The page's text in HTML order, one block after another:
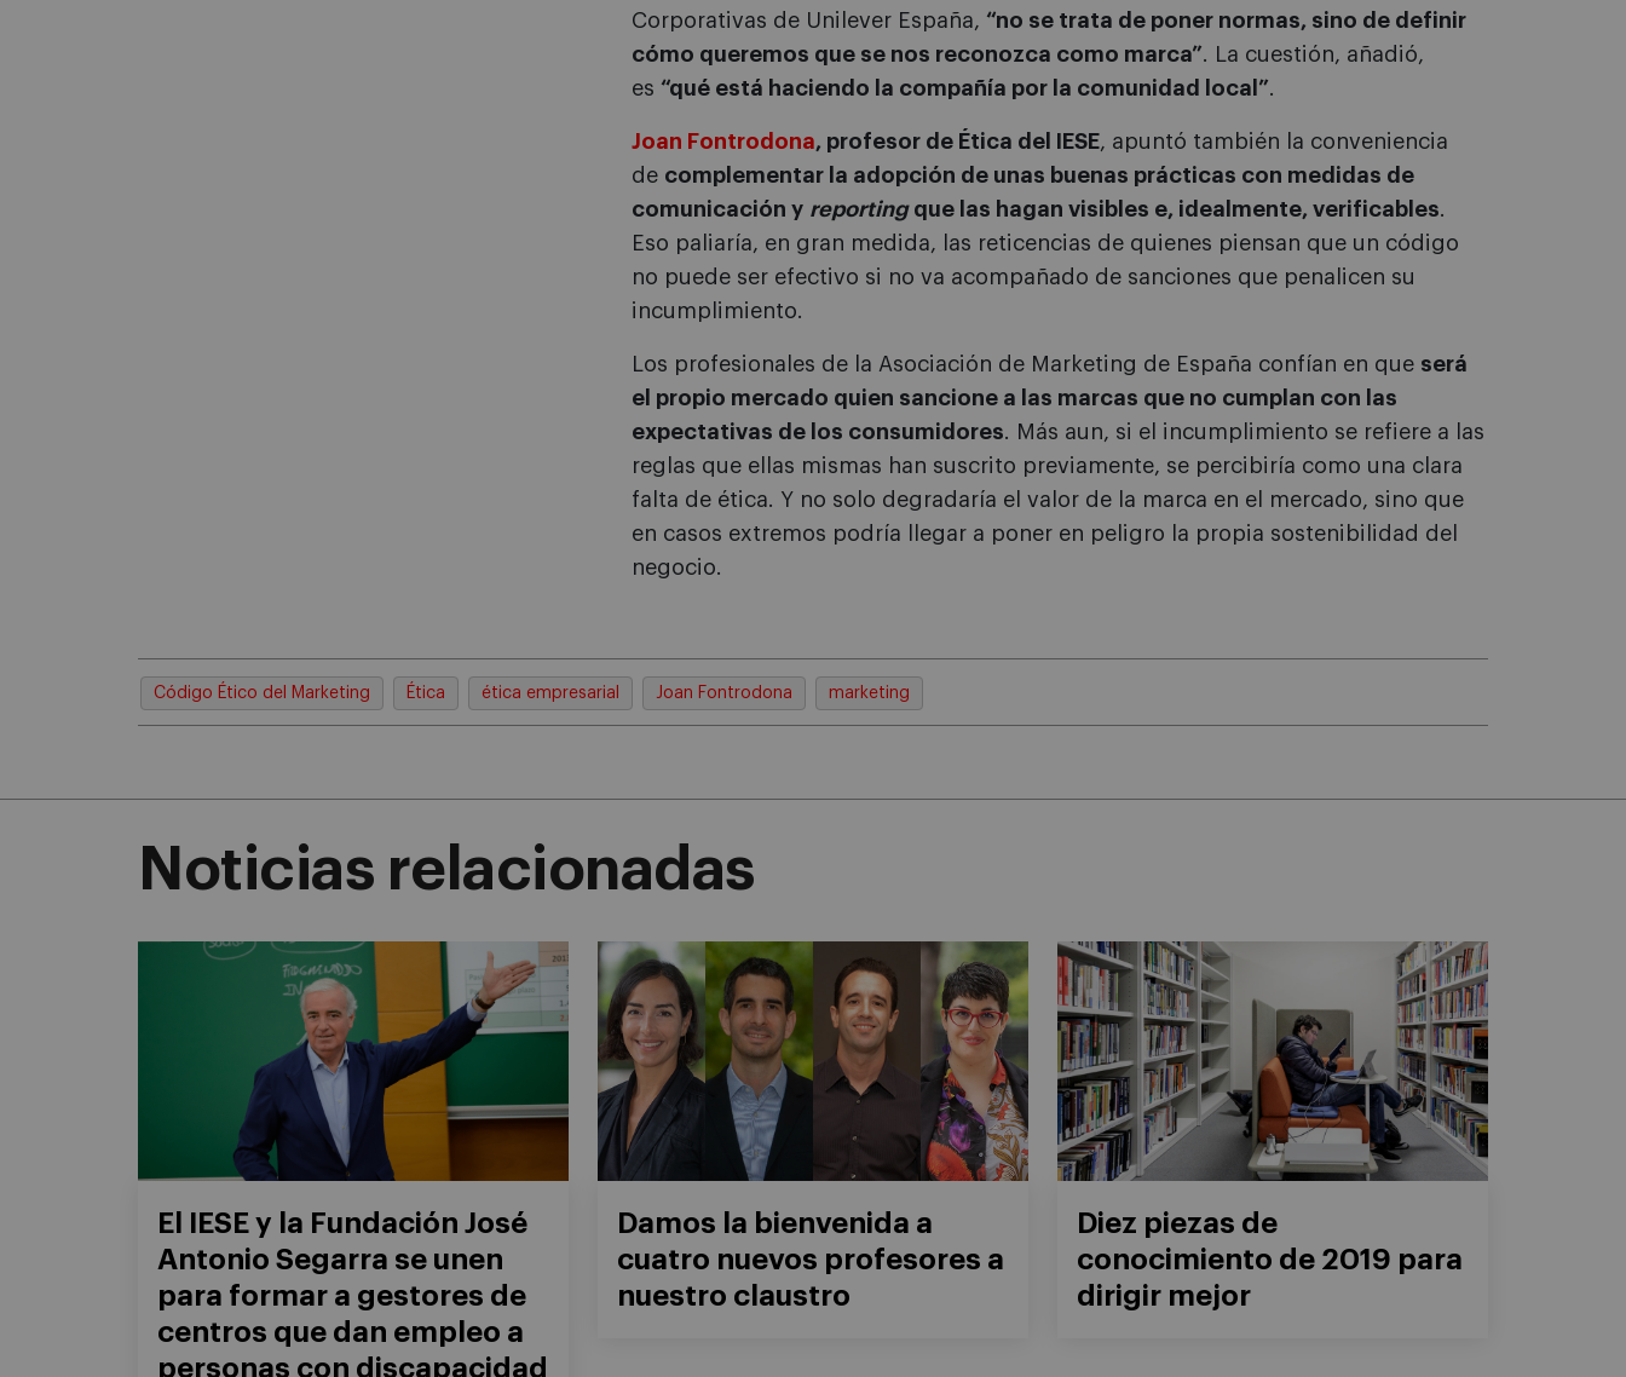
Corporativas de Unilever España, “no se trata de poner normas, sino de definir
cómo queremos que se nos reconozca como marca”. La cuestión, añadió,
es “qué está haciendo la compañía por la comunidad local”.
Joan Fontrodona, profesor de Ética del IESE, apuntó también la conveniencia
de complementar la adopción de unas buenas prácticas con medidas de
comunicación y reportingque las hagan visibles e, idealmente, verificables.
Eso paliaría, en gran medida, las reticencias de quienes piensan que un código
no puede ser efectivo si no va acompañado de sanciones que penalicen su
incumplimiento.
Los profesionales de la Asociación de Marketing de España confían en que será
el propio mercado quien sancione a las marcas que no cumplan con las
expectativas de los consumidores. Más aun, si el incumplimiento se refiere a las
reglas que ellas mismas han suscrito previamente, se percibiría como una clara
falta de ética. Y no solo degradaría el valor de la marca en el mercado, sino que
en casos extremos podría llegar a poner en peligro la propia sostenibilidad del
negocio.
Código Ético del Marketing Ética ética empresarial Joan Fontrodona marketing
Noticias relacionadas
El IESE y la Fundación José
Antonio Segarra se unen
para formar a gestores de
centros que dan empleo a
personas con discapacidad
Damos la bienvenida a
cuatro nuevos profesores a
nuestro claustro
Diez piezas de
conocimiento de 2019 para
dirigir mejor